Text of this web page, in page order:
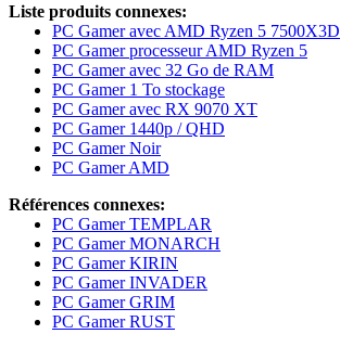
Liste produits connexes:
PC Gamer avec AMD Ryzen 5 7500X3D
PC Gamer processeur AMD Ryzen 5
PC Gamer avec 32 Go de RAM
PC Gamer 1 To stockage
PC Gamer avec RX 9070 XT
PC Gamer 1440p / QHD
PC Gamer Noir
PC Gamer AMD
Références connexes:
PC Gamer TEMPLAR
PC Gamer MONARCH
PC Gamer KIRIN
PC Gamer INVADER
PC Gamer GRIM
PC Gamer RUST